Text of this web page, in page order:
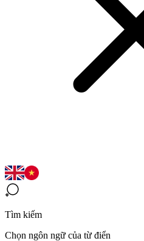
Tìm kiếm
Chọn ngôn ngữ của từ điển